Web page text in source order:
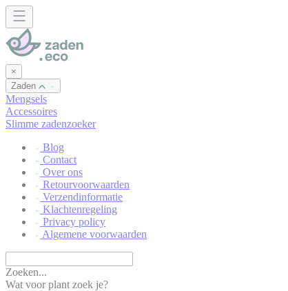
×
Zaden
Mengsels
Accessoires
Slimme zadenzoeker
Blog
Contact
Over ons
Retourvoorwaarden
Verzendinformatie
Klachtenregeling
Privacy policy
Algemene voorwaarden
Zoeken...
Wat voor plant zoek je?
Cookies beheer paneel